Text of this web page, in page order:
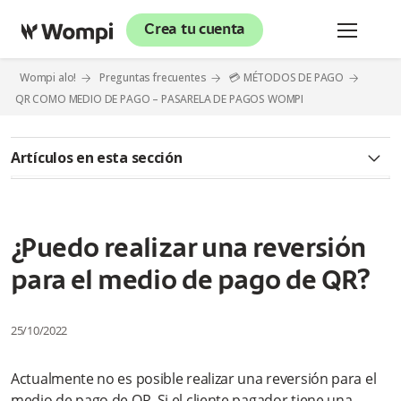
Crea tu cuenta
Wompi alo! Preguntas frecuentes
💳 MÉTODOS DE PAGO
QR COMO MEDIO DE PAGO – PASARELA DE PAGOS WOMPI
Artículos en esta sección
¿Cómo puedo tener QR bajo el modelo agregador?
¿Qué requisitos o documentos son exigidos para tener
¿Cuál es el tiempo transcurrido para que el medio de pago de
¿Cómo visualizo el abono de las ventas realizadas por el
¿Puedo realizar una reversión
para el medio de pago de QR?
25/10/2022
Actualmente no es posible realizar una reversión para el